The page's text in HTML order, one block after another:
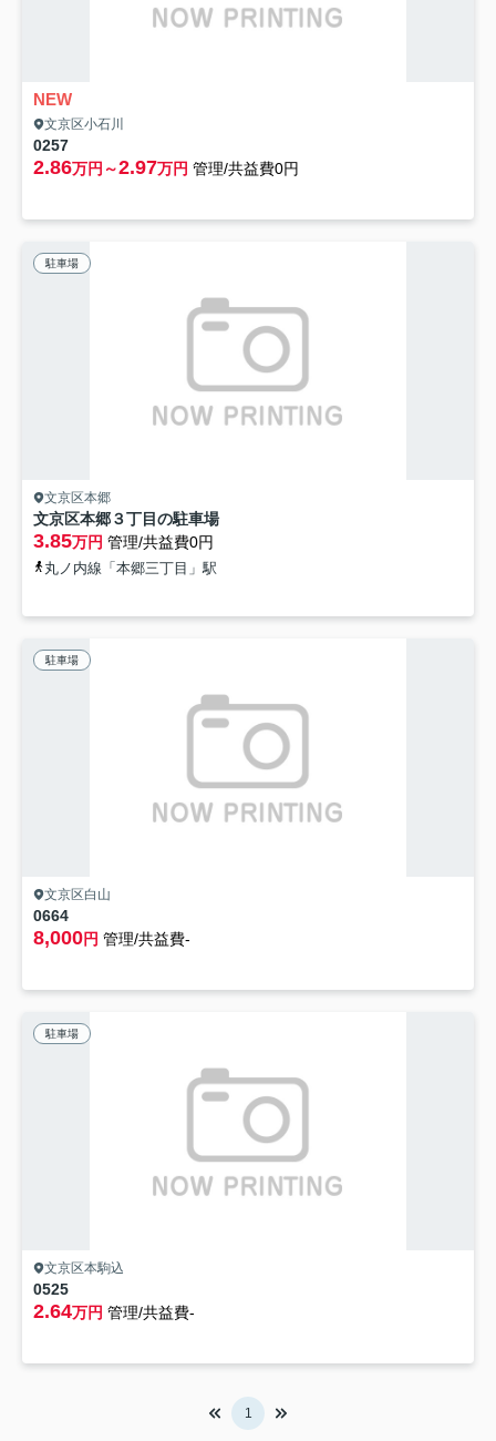
NEW
文京区小石川
0257
2.86万円～2.97万円 管理/共益費0円
駐車場
文京区本郷
文京区本郷３丁目の駐車場
3.85万円 管理/共益費0円
丸ノ内線「本郷三丁目」駅
駐車場
文京区白山
0664
8,000円 管理/共益費-
駐車場
文京区本駒込
0525
2.64万円 管理/共益費-
1